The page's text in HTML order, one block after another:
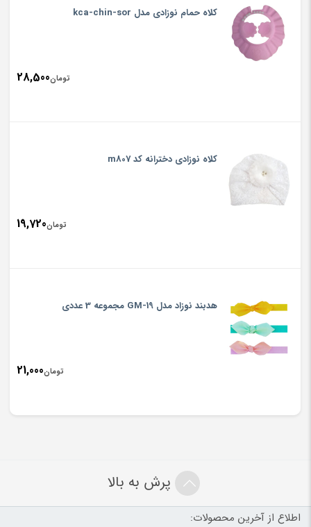
کلاه حمام نوزادی مدل kca-chin-sor
تومان28,500
کلاه نوزادی دخترانه کد m807
تومان19,720
هدبند نوزاد مدل GM-19 مجموعه 3 عددی
تومان21,000
پرش به بالا
اطلاع از آخرین محصولات: